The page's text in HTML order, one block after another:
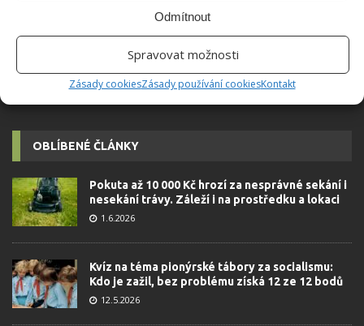
Odmítnout
Spravovat možnosti
Zásady cookiesZásady používání cookiesKontakt
OBLÍBENÉ ČLÁNKY
Pokuta až 10 000 Kč hrozí za nesprávné sekání i
nesekání trávy. Záleží i na prostředku a lokaci
1.6.2026
Kvíz na téma pionýrské tábory za socialismu:
Kdo je zažil, bez problému získá 12 ze 12 bodů
12.5.2026